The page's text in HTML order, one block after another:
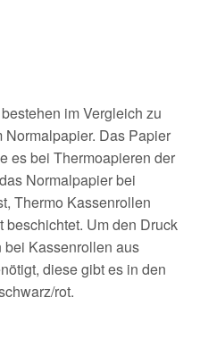
im Vergleich zu
Das Papier
es bei Thermoapieren der
Normalpapier bei
Thermo Kassenrollen
Um den Druck
Kassenrollen aus
diese gibt es in den
rot.